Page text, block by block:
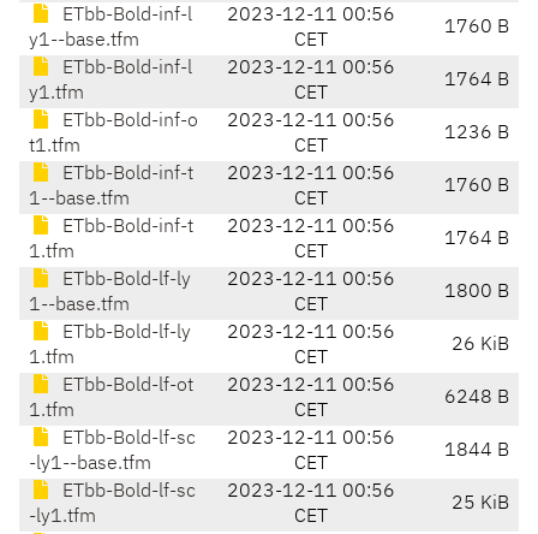
ETbb-Bold-inf-l
y1--base.tfm
2023-12-11 00:56
CET
1760 B
ETbb-Bold-inf-l
y1.tfm
2023-12-11 00:56
CET
1764 B
ETbb-Bold-inf-o
t1.tfm
2023-12-11 00:56
CET
1236 B
ETbb-Bold-inf-t
1--base.tfm
2023-12-11 00:56
CET
1760 B
ETbb-Bold-inf-t
1.tfm
2023-12-11 00:56
CET
1764 B
ETbb-Bold-lf-ly
1--base.tfm
2023-12-11 00:56
CET
1800 B
ETbb-Bold-lf-ly
1.tfm
2023-12-11 00:56
CET
26 KiB
ETbb-Bold-lf-ot
1.tfm
2023-12-11 00:56
CET
6248 B
ETbb-Bold-lf-sc
-ly1--base.tfm
2023-12-11 00:56
CET
1844 B
ETbb-Bold-lf-sc
-ly1.tfm
2023-12-11 00:56
CET
25 KiB